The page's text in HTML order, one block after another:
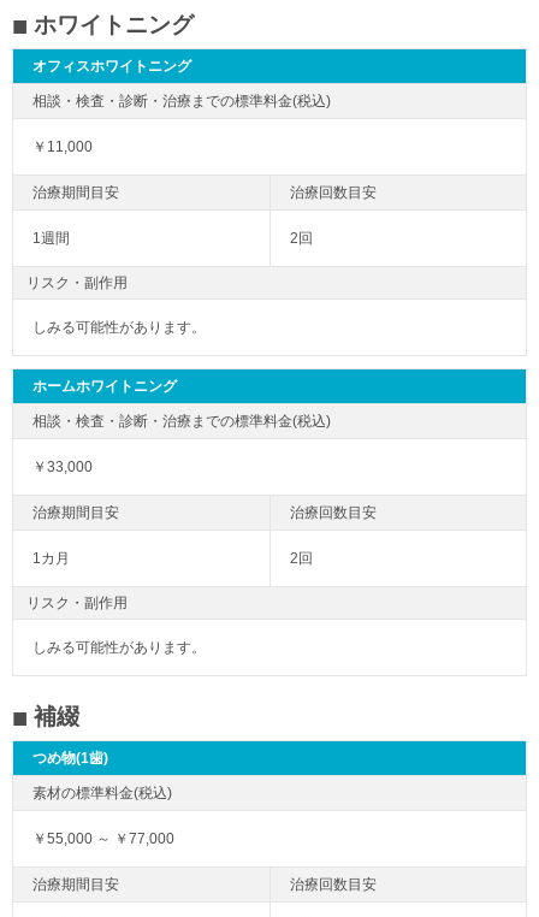
ホワイトニング
オフィスホワイトニング
￥11,000
1週間 2回
リスク・副作用
しみる可能性があります。
ホームホワイトニング
￥33,000
1カ月 2回
リスク・副作用
しみる可能性があります。
補綴
つめ物(1歯)
￥55,000 ～ ￥77,000